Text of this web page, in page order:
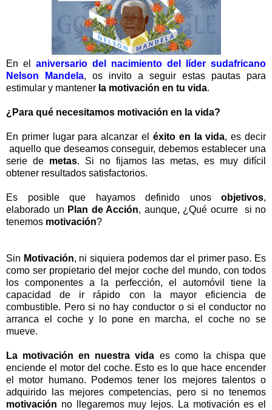
En el aniversario del nacimiento del líder sudafricano
Nelson Mandela, os invito a seguir estas pautas para
estimular y mantener la motivación en tu vida.
¿Para qué necesitamos motivación en la vida?
En primer lugar para alcanzar el éxito en la vida, es decir
aquello que deseamos conseguir, debemos establecer una
serie de metas. Si no fijamos las metas, es muy difícil
obtener resultados satisfactorios.
Es posible que hayamos definido unos objetivos,
elaborado un Plan de Acción, aunque, ¿Qué ocurre si no
tenemos motivación?
Sin Motivación, ni siquiera podemos dar el primer paso. Es
como ser propietario del mejor coche del mundo, con todos
los componentes a la perfección, el automóvil tiene la
capacidad de ir rápido con la mayor eficiencia de
combustible. Pero si no hay conductor o si el conductor no
arranca el coche y lo pone en marcha, el coche no se
mueve.
La motivación en nuestra vida es como la chispa que
enciende el motor del coche. Esto es lo que hace encender
el motor humano. Podemos tener los mejores talentos o
adquirido las mejores competencias, pero si no tenemos
motivación no llegaremos muy lejos. La motivación es el